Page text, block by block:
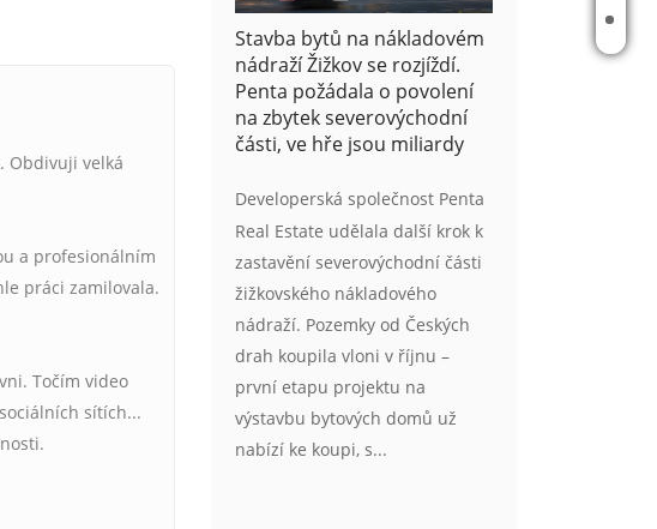
KONTAKT
Obdivuji velká
a profesionálním
práci zamilovala.
Točím video
sítích...
Stavba bytů na nákladovém
nádraží Žižkov se rozjíždí.
Penta požádala o povolení
na zbytek severovýchodní
části, ve hře jsou miliardy
Developerská společnost Penta
Real Estate udělala další krok k
zastavění severovýchodní části
žižkovského nákladového
nádraží. Pozemky od Českých
drah koupila vloni v říjnu –
první etapu projektu na
výstavbu bytových domů už
nabízí ke koupi, s...